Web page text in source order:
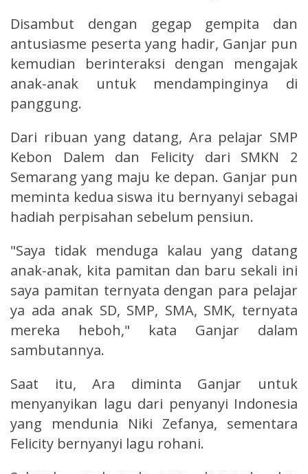
Disambut dengan gegap gempita dan
antusiasme peserta yang hadir, Ganjar pun
kemudian berinteraksi dengan mengajak
anak-anak untuk mendampinginya di
panggung.
Dari ribuan yang datang, Ara pelajar SMP
Kebon Dalem dan Felicity dari SMKN 2
Semarang yang maju ke depan. Ganjar pun
meminta kedua siswa itu bernyanyi sebagai
hadiah perpisahan sebelum pensiun.
"Saya tidak menduga kalau yang datang
anak-anak, kita pamitan dan baru sekali ini
saya pamitan ternyata dengan para pelajar
ya ada anak SD, SMP, SMA, SMK, ternyata
mereka heboh," kata Ganjar dalam
sambutannya.
Saat itu, Ara diminta Ganjar untuk
menyanyikan lagu dari penyanyi Indonesia
yang mendunia Niki Zefanya, sementara
Felicity bernyanyi lagu rohani.